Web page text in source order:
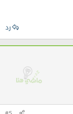
صحتهم و المصائب
جهنم
رد